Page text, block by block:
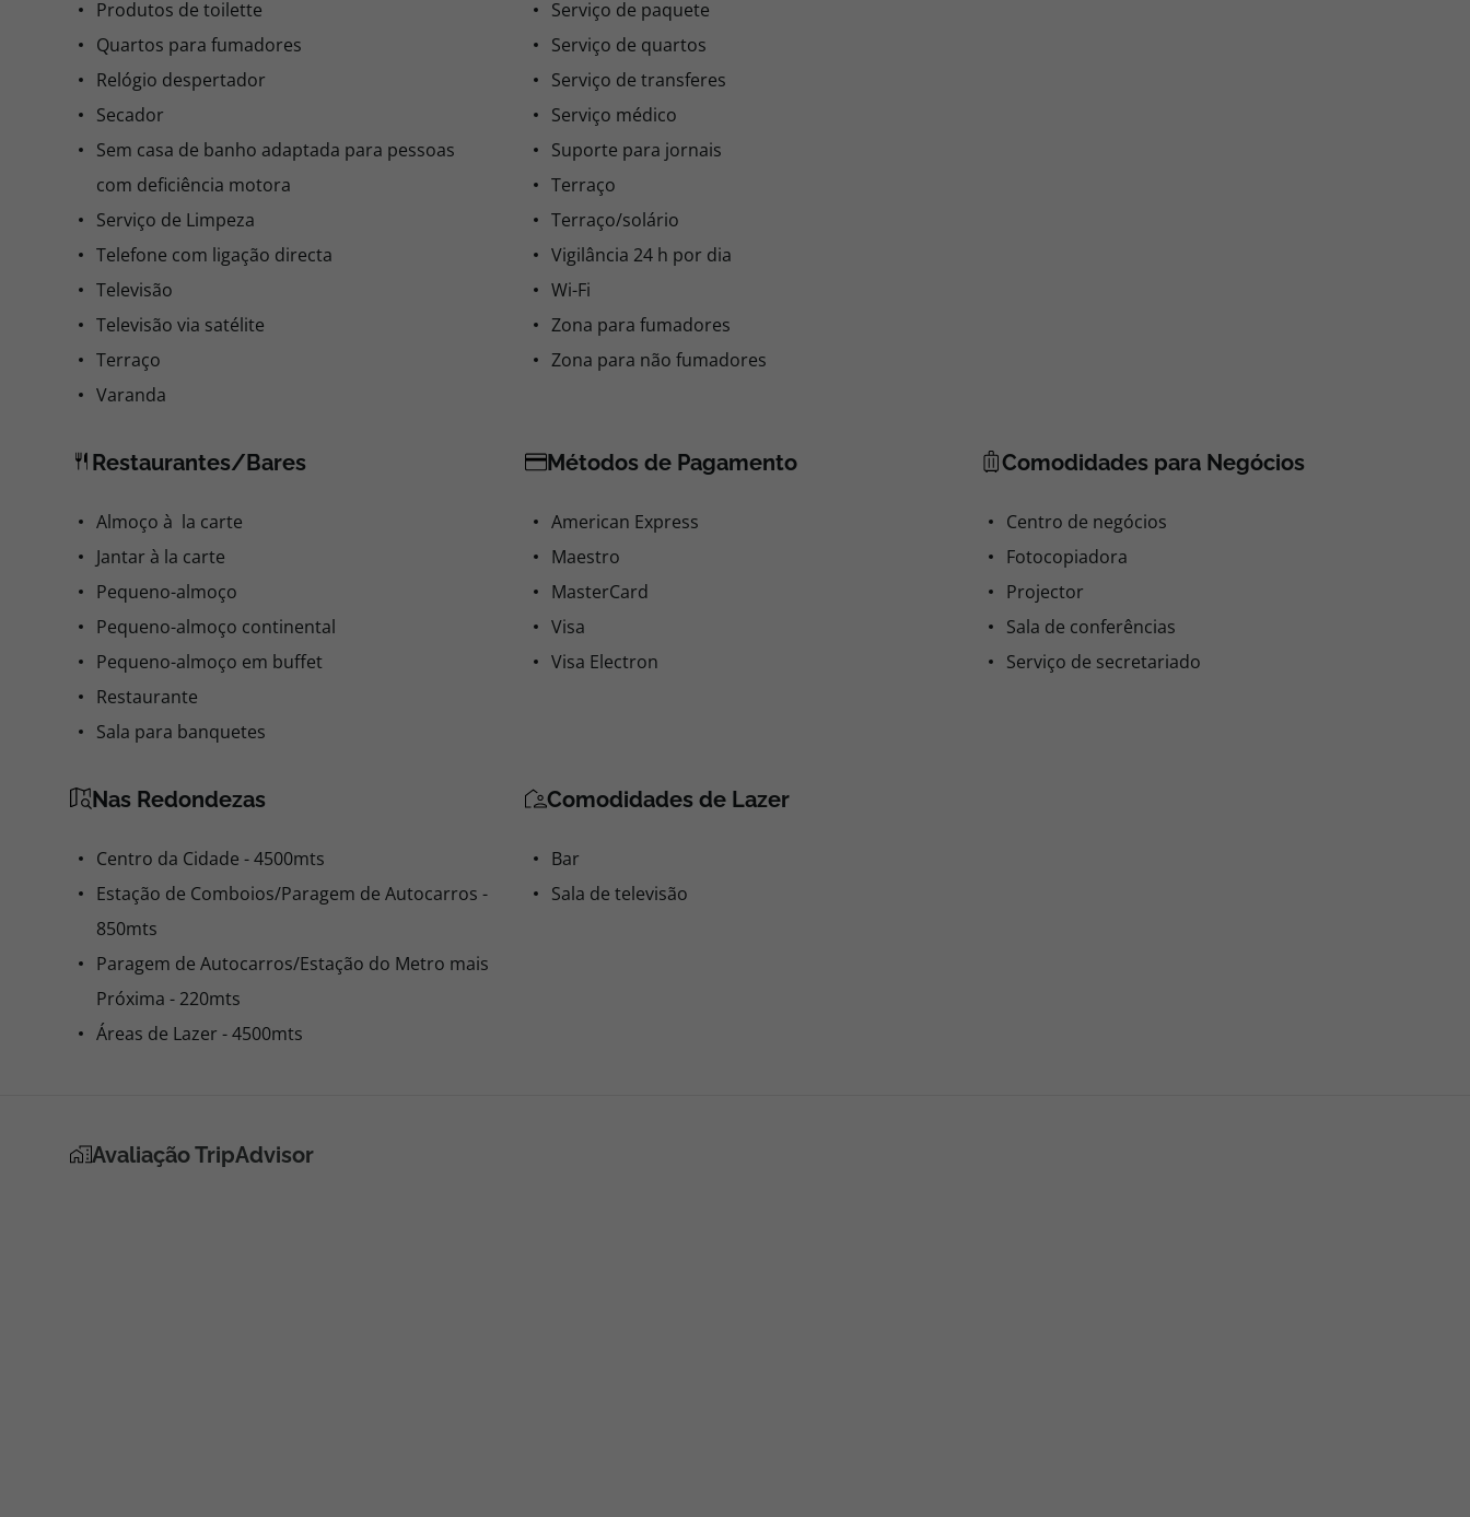
Produtos de toilette
Quartos para fumadores
Relógio despertador
Secador
Sem casa de banho adaptada para pessoas
com deficiência motora
Serviço de Limpeza
Telefone com ligação directa
Televisão
Televisão via satélite
Terraço
Varanda
Serviço de paquete
Serviço de quartos
Serviço de transferes
Serviço médico
Suporte para jornais
Terraço
Terraço/solário
Vigilância 24 h por dia
Wi-Fi
Zona para fumadores
Zona para não fumadores
Restaurantes/Bares
Almoço à la carte
Jantar à la carte
Pequeno-almoço
Pequeno-almoço continental
Pequeno-almoço em buffet
Restaurante
Sala para banquetes
Métodos de Pagamento
American Express
Maestro
MasterCard
Visa
Visa Electron
Comodidades para Negócios
Centro de negócios
Fotocopiadora
Projector
Sala de conferências
Serviço de secretariado
Nas Redondezas
Centro da Cidade - 4500mts
Estação de Comboios/Paragem de Autocarros -
850mts
Paragem de Autocarros/Estação do Metro mais
Próxima - 220mts
Áreas de Lazer - 4500mts
Comodidades de Lazer
Bar
Sala de televisão
Avaliação TripAdvisor